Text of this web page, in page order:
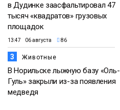
в Дудинке заасфальтировал 47
тысяч «квадратов» грузовых
площадок
13:47 06 августа 86
3 Животные
В Норильске лыжную базу «Оль-
Гуль» закрыли из-за появления
медведя